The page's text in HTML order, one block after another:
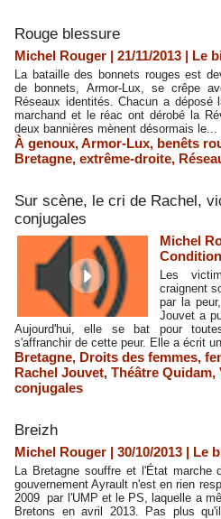
Rouge blessure
Michel Rouger | 21/11/2013 | Le
La bataille des bonnets rouges est
de bonnets, Armor-Lux, se crêpe
Réseaux identités. Chacun a déposé
marchand et le réac ont dérobé la
deux bannières mènent désormais le...
À genoux,Armor-Lux, benêts
Bretagne, extrême-droite,
Sur scène, le cri de Rachel,
conjugales
Michel
Les
craignent
par la
Jouvet a
Aujourd'hui, elle se bat pour
s'affranchir de cette peur. Elle a écrit
Bretagne, Droits des femmes,
Rachel Jouvet, Théâtre Quidam,
conjugales
Breizh
Michel Rouger | 30/10/2013 | Le
La Bretagne souffre et l'État marche
gouvernement Ayrault n'est en rien
2009 par l'UMP et le PS, laquelle a
Bretons en avril 2013. Pas plus